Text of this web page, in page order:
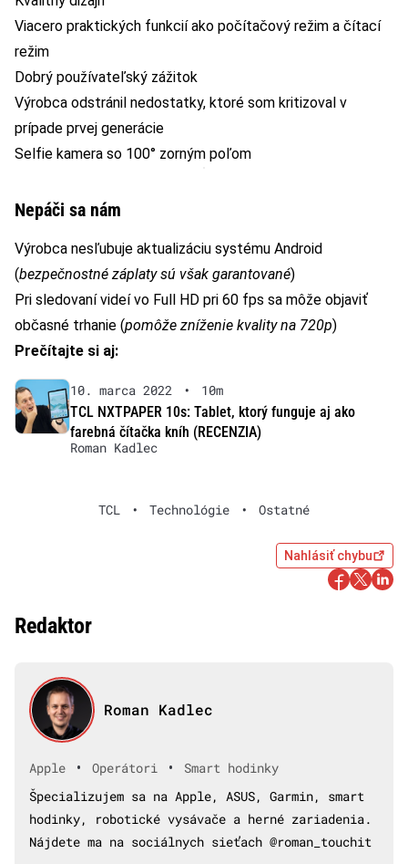
Viacero praktických funkcií ako počítačový režim a čítací
režim
Dobrý používateľský zážitok
Výrobca odstránil nedostatky, ktoré som kritizoval v
prípade prvej generácie
Selfie kamera so 100° zorným poľom
Nepáči sa nám
Výrobca nesľubuje aktualizáciu systému Android
(bezpečnostné záplaty sú však garantované)
Pri sledovaní videí vo Full HD pri 60 fps sa môže objaviť
občasné trhanie (pomôže zníženie kvality na 720p)
Prečítajte si aj:
10. marca 2022 •
10m
TCL NXTPAPER 10s: Tablet, ktorý funguje aj ako
farebná čítačka kníh (RECENZIA)
Roman Kadlec
TCL • Technológie • Ostatné
Nahlásiť chybu
Redaktor
Roman Kadlec
Apple • Operátori •
Smart hodinky
Špecializujem sa na Apple, ASUS, Garmin, smart
hodinky, robotické vysávače a herné zariadenia.
Nájdete ma na sociálnych sieťach @roman_touchit